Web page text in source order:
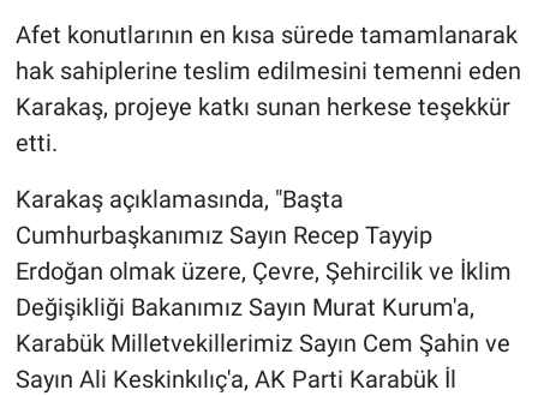
Afet konutlarının en kısa sürede tamamlanarak
hak sahiplerine teslim edilmesini temenni eden
Karakaş, projeye katkı sunan herkese teşekkür
etti.
Karakaş açıklamasında, "Başta
Cumhurbaşkanımız Sayın Recep Tayyip
Erdoğan olmak üzere, Çevre, Şehircilik ve İklim
Değişikliği Bakanımız Sayın Murat Kurum'a,
Karabük Milletvekillerimiz Sayın Cem Şahin ve
Sayın Ali Keskinkılıç'a, AK Parti Karabük İl